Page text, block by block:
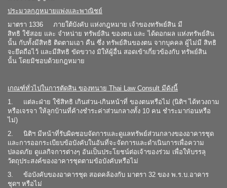
ประมวลกฎหมายแพ่งและพาณิชย์
มาตรา 1336 ภายใต้บังคับ แห่งกฎหมาย เจ้าของทรัพย์สิน มี
สิทธิ ใช้สอย และ จำหน่าย ทรัพย์สิน ของตน และ ได้ดอกผล แห่งทรัพย์สิน
นั้น กับทั้งมีสิทธิ ติดตามเอา คืน ซึ่ง ทรัพย์สินของตน จากบุคคล ผู้ไม่มี สิทธิ
จะยึดถือไว้ และมีสิทธิ ขัดขวาง มิให้ผู้อื่น สอดเข้าเกี่ยวข้องกับ ทรัพย์สิน
นั้น โดยมิชอบด้วยกฎหมาย
เกณฑ์ทั่วไปในการตัดสิน ของทนาย Thai Law Consult มีดังนี้
1. แต่ละฝ่าย ใช้สิทธิ เกินส่วน-เกินหน้าที่ ของตนหรือไม่ (นิติฯ ได้ทวงถาม
หรือเจรจา ให้ลูกบ้านที่ค้างชำระค่าส่วนกลางทั้ง 10 คน ชำระมาก่อนหรือ
ไม่)
2. นิติฯ มีหน้าที่รับผิดชอบจัดการและดูแลทรัพย์ส่วนกลางของอาคารชุด
และการออกระเบียบข้อบังคับในอันที่จะจัดการและดำเนินการเพื่อความ
ปลอดภัย ดูแลกิจการต่างๆ อันเป็นประโยชน์ต่อเจ้าของร่วม เพื่อให้บรรลุ
วัตถุประสงค์ของอาคารชุดตามข้อบังคับหรือไม่
3. ข้อบังคับของอาคารชุด สอดคล้องกับ มาตรา 32 ของ พ.ร.บ.อาคาร
ชุดฯ หรือไม่